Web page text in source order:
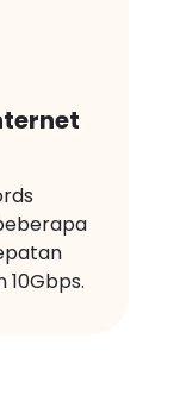
10Gbps.